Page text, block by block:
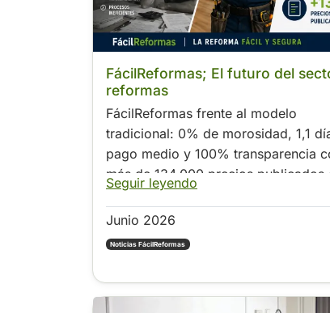
FácilReformas; El futuro del
reformas
FácilReformas frente al modelo
tradicional: 0% de morosidad, 1,1
pago medio y 100% transparencia
más de 134.000 precios publicados
Seguir leyendo
Junio 2026
Noticias FácilReformas